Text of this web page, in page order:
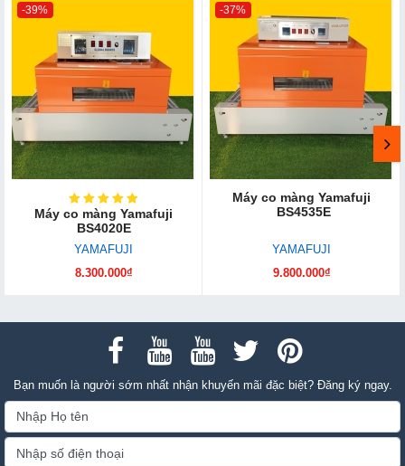
-39%
Máy co màng Yamafuji
BS4020E
YAMAFUJI
8.300.000₫
-37%
Máy co màng Yamafuji
BS4535E
YAMAFUJI
9.800.000₫
Bạn muốn là người sớm nhất nhận khuyến mãi đặc biệt? Đăng ký ngay.